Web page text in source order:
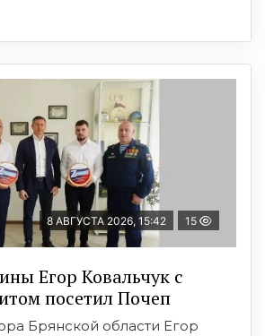
8 АВГУСТА 2026, 15:42 15
Егор Ковальчук с
посетил Почеп
Брянской области Егор